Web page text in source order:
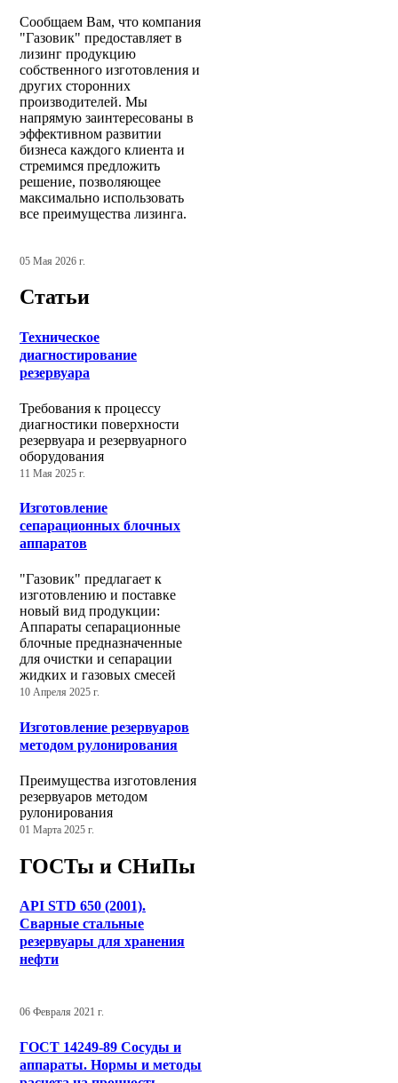
Сообщаем Вам, что компания
"Газовик" предоставляет в
лизинг продукцию
собственного изготовления и
других сторонних
производителей. Мы
напрямую заинтересованы в
эффективном развитии
бизнеса каждого клиента и
стремимся предложить
решение, позволяющее
максимально использовать
все преимущества лизинга.
05 Мая 2026 г.
Статьи
Техническое
диагностирование
резервуара
Требования к процессу
диагностики поверхности
резервуара и резервуарного
оборудования
11 Мая 2025 г.
Изготовление
сепарационных блочных
аппаратов
"Газовик" предлагает к
изготовлению и поставке
новый вид продукции:
Аппараты сепарационные
блочные предназначенные
для очистки и сепарации
жидких и газовых смесей
10 Апреля 2025 г.
Изготовление резервуаров
методом рулонирования
Преимущества изготовления
резервуаров методом
рулонирования
01 Марта 2025 г.
ГОСТы и СНиПы
API STD 650 (2001).
Сварные стальные
резервуары для хранения
нефти
06 Февраля 2021 г.
ГОСТ 14249-89 Сосуды и
аппараты. Нормы и методы